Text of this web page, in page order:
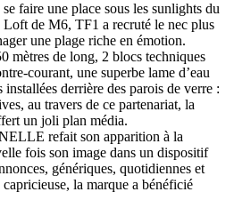
se faire une place sous les sunlights du
de M6, TF1 a recruté le nec plus
une plage riche en émotion.
mètres de long, 2 blocs techniques
courant, une superbe lame d’eau
derrière des parois de verre :
au travers de ce partenariat, la
un joli plan média.
refait son apparition à la
fois son image dans un dispositif
génériques, quotidiennes et
la marque a bénéficié